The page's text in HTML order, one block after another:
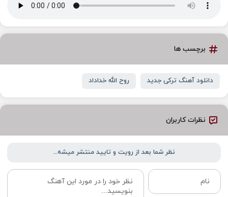
برچسب ها
دانلود آهنگ ترکی جدید روح الله خداداد
نظرات کاربران
نظر شما بعد از رویت و تایید منتشر میشه...